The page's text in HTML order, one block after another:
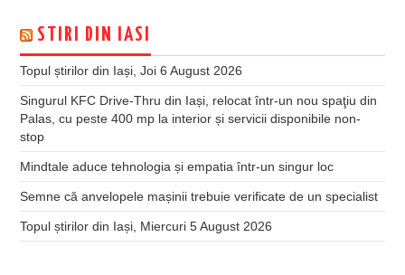
STIRI DIN IASI
Topul știrilor din Iași, Joi 6 August 2026
Singurul KFC Drive-Thru din Iași, relocat într-un nou spaţiu din
Palas, cu peste 400 mp la interior și servicii disponibile non-
stop
Mindtale aduce tehnologia și empatia într-un singur loc
Semne că anvelopele mașinii trebuie verificate de un specialist
Topul știrilor din Iași, Miercuri 5 August 2026